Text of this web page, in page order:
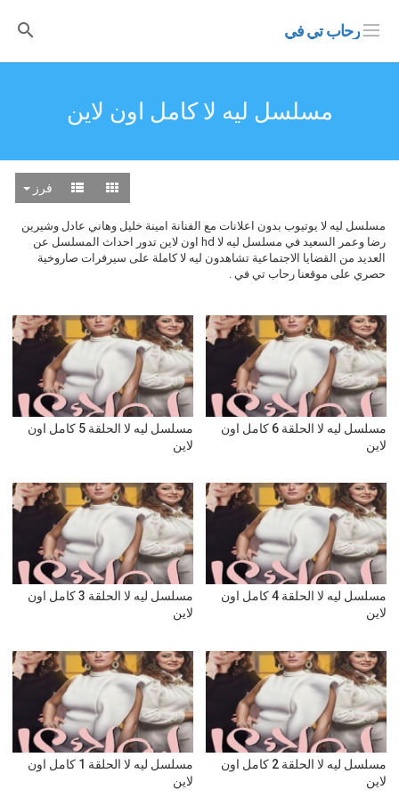
رحاب تي في
مسلسل ليه لا كامل اون لاين
فرز
مسلسل ليه لا يوتيوب بدون اعلانات مع الفنانة امينة خليل وهاني عادل وشيرين
رضا وعمر السعيد في مسلسل ليه لا hd اون لاين تدور احداث المسلسل عن
العديد من القضايا الاجتماعية تشاهدون ليه لا كاملة على سيرفرات صاروخية
حصري على موقعنا رحاب تي في .
مسلسل ليه لا الحلقة 6 كامل اون
لاين
مسلسل ليه لا الحلقة 5 كامل اون
لاين
مسلسل ليه لا الحلقة 4 كامل اون
لاين
مسلسل ليه لا الحلقة 3 كامل اون
لاين
مسلسل ليه لا الحلقة 2 كامل اون
لاين
مسلسل ليه لا الحلقة 1 كامل اون
لاين